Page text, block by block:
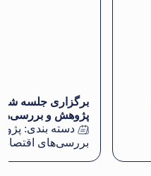
برگزاری جلسه
پژوهش و
دسته بندی:
بررسی‌های